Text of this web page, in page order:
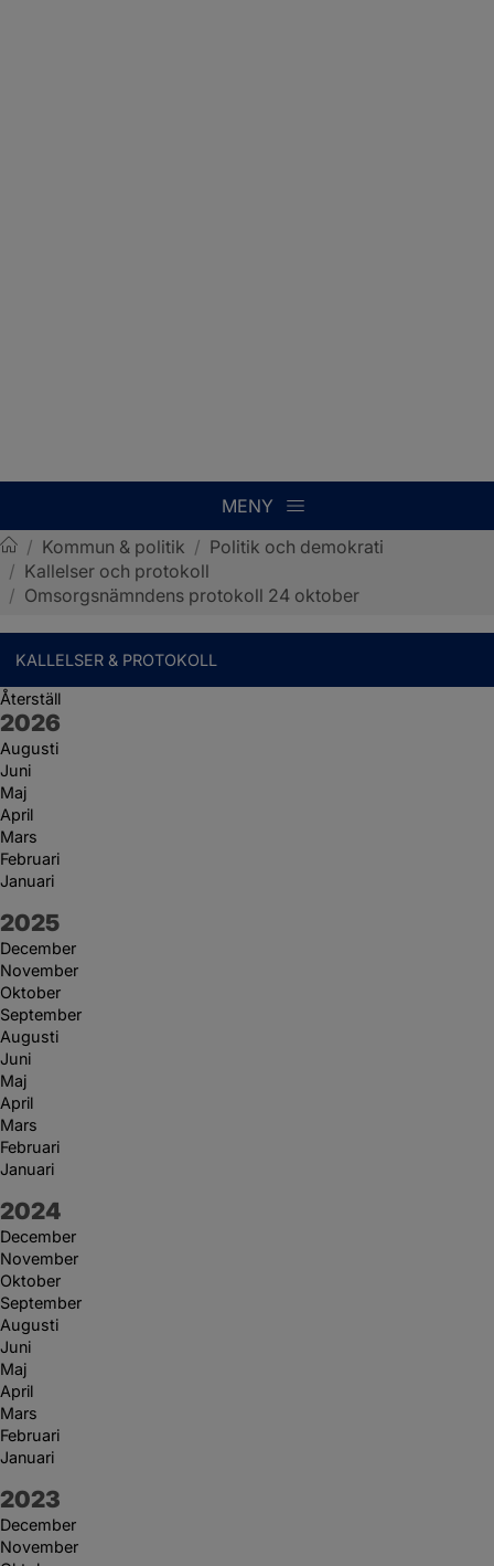
MENY
Sotenäs kommun
/ Kommun & politik / Politik och demokrati
/ Kallelser och protokoll
/ Omsorgsnämndens protokoll 24 oktober
KALLELSER & PROTOKOLL
Återställ
År:
2026
Augusti
Juni
Maj
April
Mars
Februari
Januari
År:
2025
December
November
Oktober
September
Augusti
Juni
Maj
April
Mars
Februari
Januari
År:
2024
December
November
Oktober
September
Augusti
Juni
Maj
April
Mars
Februari
Januari
År:
2023
December
November